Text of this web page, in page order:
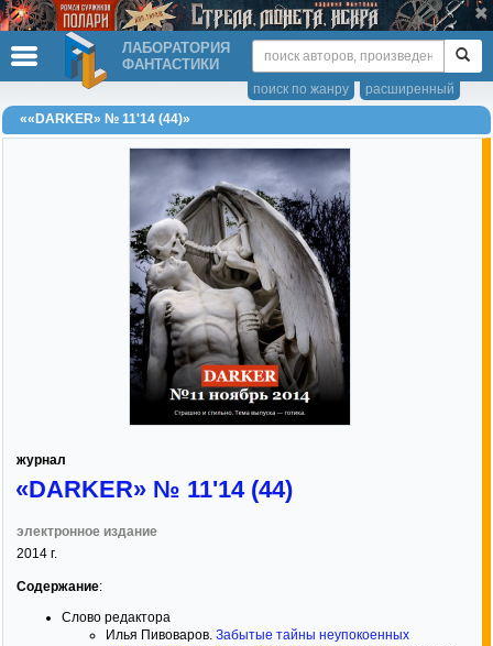
ЛАБОРАТОРИЯ
ФАНТАСТИКИ
расширенный
поиск по жанру
««DARKER» № 11'14 (44)»
журнал
«DARKER» № 11'14 (44)
электронное издание
2014 г.
Содержание:
Слово редактора
Илья Пивоваров. Забытые тайны неупокоенных